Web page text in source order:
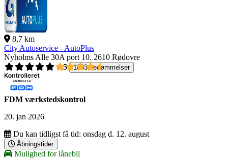
8,7 km
City Autoservice - AutoPlus
Nyholms Alle 30A port 10. 2610 Rødovre
4,5
1093 bedømmelser
FDM værkstedskontrol
20. jan 2026
Du kan tidligst få tid: onsdag d. 12. august
Åbningstider
Mulighed for lånebil